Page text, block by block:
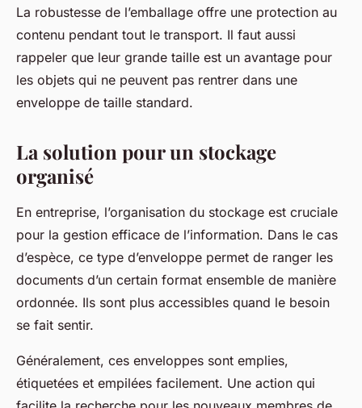
La robustesse de l’emballage offre une protection au
contenu pendant tout le transport. Il faut aussi
rappeler que leur grande taille est un avantage pour
les objets qui ne peuvent pas rentrer dans une
enveloppe de taille standard.
La solution pour un stockage
organisé
En entreprise, l’organisation du stockage est cruciale
pour la gestion efficace de l’information. Dans le cas
d’espèce, ce type d’enveloppe permet de ranger les
documents d’un certain format ensemble de manière
ordonnée. Ils sont plus accessibles quand le besoin
se fait sentir.
Généralement, ces enveloppes sont emplies,
étiquetées et empilées facilement. Une action qui